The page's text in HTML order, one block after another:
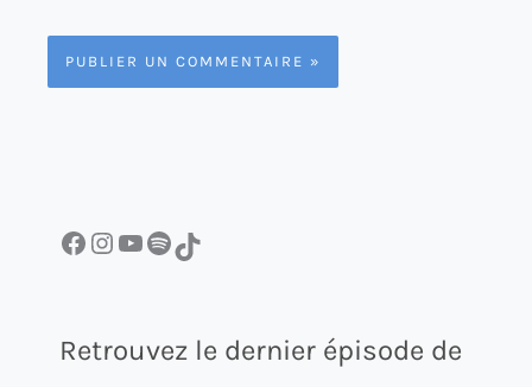
Facebook InstagramYouTube Spotify TikTok
Retrouvez le dernier épisode de